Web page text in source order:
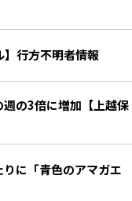
行方不明者情報
に「青色のアマガエ